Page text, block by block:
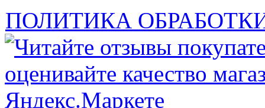
ПОЛИТИКА